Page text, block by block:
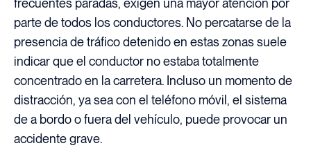
frecuentes paradas, exigen una mayor atención por
parte de todos los conductores. No percatarse de la
presencia de tráfico detenido en estas zonas suele
indicar que el conductor no estaba totalmente
concentrado en la carretera. Incluso un momento de
distracción, ya sea con el teléfono móvil, el sistema
de a bordo o fuera del vehículo, puede provocar un
accidente grave.